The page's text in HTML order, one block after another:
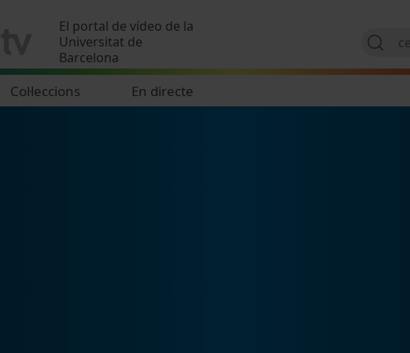
El portal de vídeo de la
Universitat de
Barcelona
Col·leccions En directe